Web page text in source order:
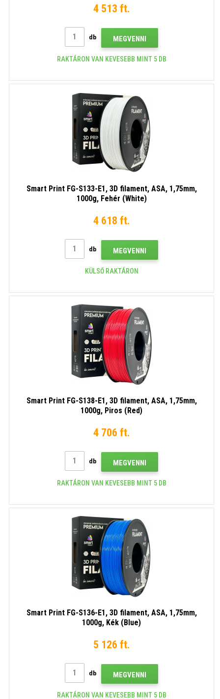
4 513 ft.
db MEGVENNI
RAKTÁRON VAN KEVESEBB MINT 5 DB
Smart Print FG-S133-E1, 3D filament, ASA, 1,75mm,
1000g, Fehér (White)
4 618 ft.
db MEGVENNI
KÜLSŐ RAKTÁRON
Smart Print FG-S138-E1, 3D filament, ASA, 1,75mm,
1000g, Piros (Red)
4 706 ft.
db MEGVENNI
RAKTÁRON VAN KEVESEBB MINT 5 DB
Smart Print FG-S136-E1, 3D filament, ASA, 1,75mm,
1000g, Kék (Blue)
5 126 ft.
db MEGVENNI
RAKTÁRON VAN KEVESEBB MINT 5 DB